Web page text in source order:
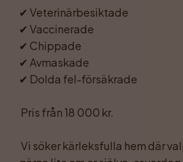
✔ Veterinärbesiktade
✔ Vaccinerade
✔ Chippade
✔ Avmaskade
✔ Dolda fel-försäkrade